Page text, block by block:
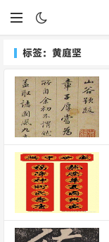
标签：黄庭坚